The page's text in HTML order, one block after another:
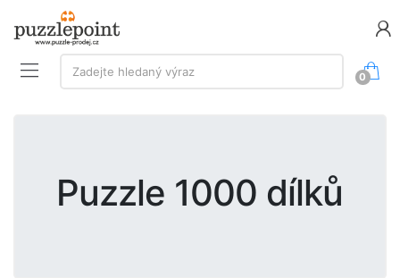
Vyhledávání:
Zadejte hledaný výraz
0
Puzzle 1000 dílků